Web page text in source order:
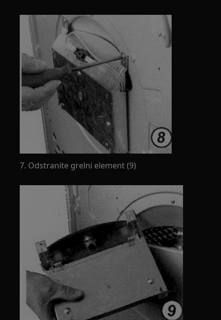
7. Odstranite grelni element (9)